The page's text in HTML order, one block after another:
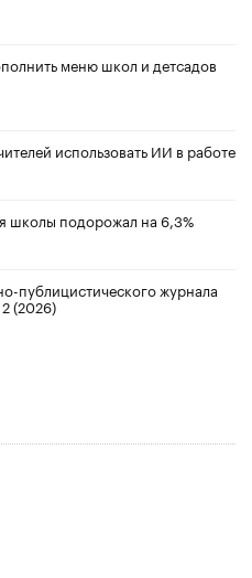
меню школ и детсадов
использовать ИИ в работе
школы подорожал на 6,3%
публицистического журнала
(2026)